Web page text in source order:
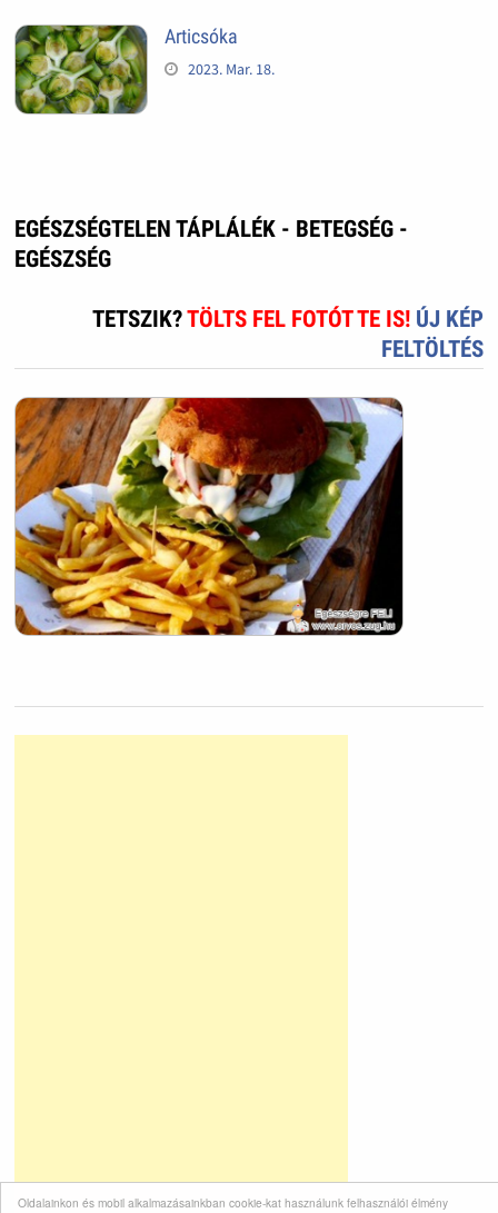
Oldalainkon és mobil alkalmazásainkban cookie-kat használunk felhasználói élmény
Articsóka
2023. Mar. 18.
EGÉSZSÉGTELEN TÁPLÁLÉK - BETEGSÉG -
EGÉSZSÉG
TETSZIK?TÖLTS FEL FOTÓT TE IS! ÚJ KÉP
FELTÖLTÉS